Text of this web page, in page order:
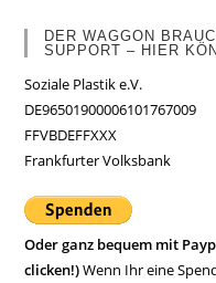
DER WAGGON
SUPPORT – HIER
Soziale Plastik e.V.
DE96501900006101767009
FFVBDEFFXXX
Frankfurter Volksbank
Oder ganz bequem mit
clicken!)Wenn Ihr eine